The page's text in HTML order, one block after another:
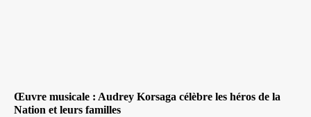
Œuvre musicale : Audrey Korsaga célèbre les héros de la
Nation et leurs familles